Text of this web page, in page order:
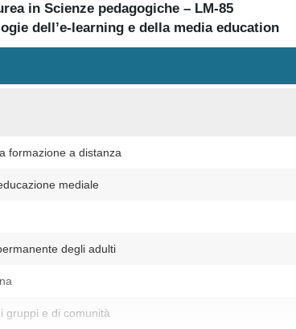
in Scienze pedagogiche – LM-85
dell’e-learning e della media education
formazione a distanza
mediale
degli adulti
gruppi e di comunità